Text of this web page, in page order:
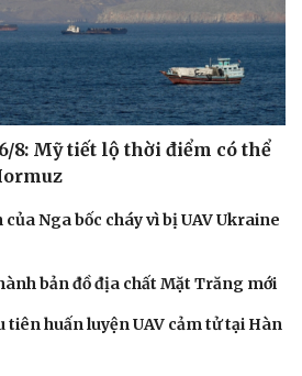
Công nghệ
Sành điệu
Tin Công nghệ
Trải nghiệm
8: Mỹ tiết lộ thời điểm có thể
của Nga bốc cháy vì bị UAV Ukraine
bản đồ địa chất Mặt Trăng mới
tiên huấn luyện UAV cảm tử tại Hàn